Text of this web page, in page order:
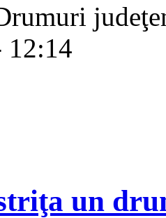
12:14
un